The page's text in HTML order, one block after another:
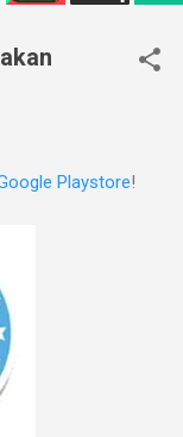
Playstore!